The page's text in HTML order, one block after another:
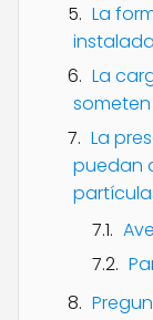
La
La
La
puedan